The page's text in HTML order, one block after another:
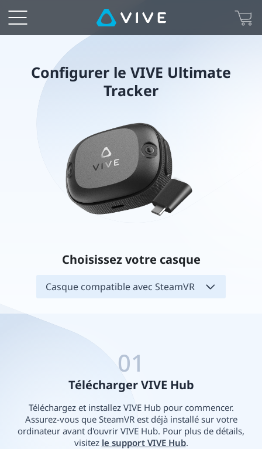
Configurer
le
VIVE
Ultimate
Configurer le VIVE Ultimate
Tracker
Choisissez votre casque
Casque compatible avec SteamVR
01
Télécharger VIVE Hub
Téléchargez et installez VIVE Hub pour commencer.
Assurez-vous que SteamVR est déjà installé sur votre
ordinateur avant d'ouvrir VIVE Hub. Pour plus de détails,
visitez le support VIVE Hub.